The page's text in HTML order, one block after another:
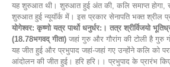
यह शुरुआत थी। शुरुआत हुई अंत की, कलि समाप्त होगा,
शुरुआत हुई न्यूयॉर्क में। इस प्रकार सेनापति भक्त श्रील
योगेश्वर: कृष्णो यत्र पार्थो धनुर्धर:। तत्र श्रीर्विजयो
(18.78भगवद् गीता) जहां गुरु और गौरांग की टोली है गुरु
यह जीत हुई और प्रभुपाद जहां-जहां गए उन्होंने कलि को
आंदोलन की जीत हुई। हरि हरि।। प्रभुपाद के प्रारंभ